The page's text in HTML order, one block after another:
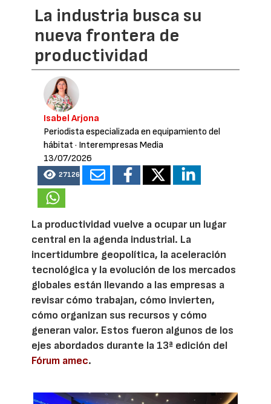
La industria busca su
nueva frontera de
productividad
Isabel Arjona
Periodista especializada en equipamiento del
hábitat · Interempresas Media
13/07/2026
27126
La productividad vuelve a ocupar un lugar
central en la agenda industrial. La
incertidumbre geopolítica, la aceleración
tecnológica y la evolución de los mercados
globales están llevando a las empresas a
revisar cómo trabajan, cómo invierten,
cómo organizan sus recursos y cómo
generan valor. Estos fueron algunos de los
ejes abordados durante la 13ª edición del
Fórum amec.